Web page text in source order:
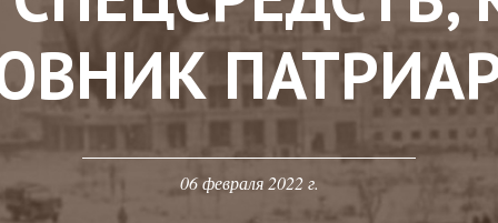
06 февраля 2022 г.